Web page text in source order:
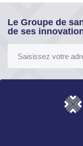
Le Groupe de
de ses